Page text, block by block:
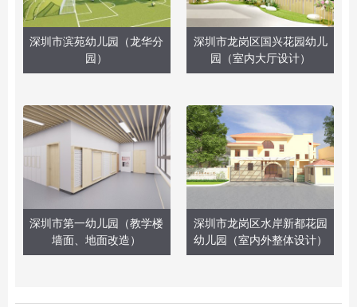
深圳市滨苑幼儿园（龙华分
园）
深圳市龙岗区国兴花园幼儿
园（室内大厅设计）
深圳市第一幼儿园（教学楼
墙面、地面改造）
深圳市龙岗区水岸新都花园
幼儿园（室内外整体设计）